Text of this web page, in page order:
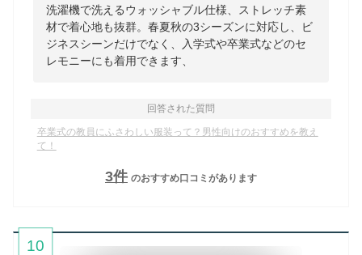
洗濯機で洗えるウォッシャブル仕様、ストレッチ素
材で着心地も抜群。春夏秋の3シーズンに対応し、ビ
ジネスシーンだけでなく、入学式や卒業式などのセ
レモニーにも着用できます、
回答された質問
卒業式の教員にふさわしい服装って？男性向けのおすすめを教え
て！
3件 のおすすめ口コミがあります
10